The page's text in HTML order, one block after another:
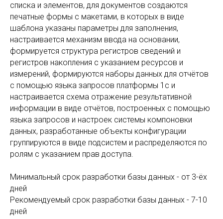
списка и элементов, для документов создаются
печатные формы с макетами, в которых в виде
шаблона указаны параметры для заполнения,
настраивается механизм ввода на основании,
формируется структура регистров сведений и
регистров накопления с указанием ресурсов и
измерений, формируются наборы данных для отчётов
с помощью языка запросов платформы 1с и
настраивается схема отражение результативной
информации в виде отчётов, построенных с помощью
языка запросов и настроек системы компоновки
данных, разработанные объекты конфигурации
группируются в виде подсистем и распределяются по
ролям с указанием прав доступа.
Минимальный срок разработки базы данных - от 3-ёх
дней
Рекомендуемый срок разработки базы данных - 7-10
дней